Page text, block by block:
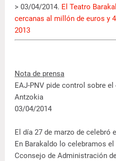
> 03/04/2014. El Teatro
cercanas al millón de euros y
2013
Nota de prensa
EAJ-PNV pide control sobre
Antzokia
03/04/2014
El día 27 de marzo de celebró
En Barakaldo lo celebramos
Cconsejo de Administración